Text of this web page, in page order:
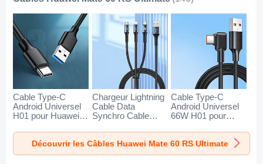
Cable Type-C
Android Universel
H01 pour Huawei
Ultimate Gris
Fonce
Chargeur Lightning
Cable Data
Synchro Cable
Type-C 100W H01
pour Huawei Mate
60 RS Ultimate
Cable Type-C
Android Universel
66W H01 pour
RS Ultimate Noir
Découvrir les Câbles Huawei Mate 60 RS Ultimate